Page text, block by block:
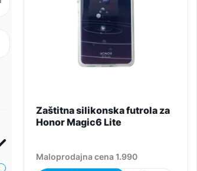
Zaštitna silikonska futrola za
Honor Magic6 Lite
Maloprodajna cena 1.990